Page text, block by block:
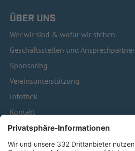
ÜBER UNS
Wer wir sind & wofür wir stehen
Geschäftsstellen und Ansprechpartner
Sponsoring
Vereinsunterstützung
Infothek
Kontakt
HÄUFIG BESUCHTE SEITEN